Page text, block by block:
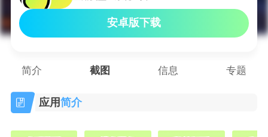
安卓版下载
简介 截图 信息 专题
应用简介